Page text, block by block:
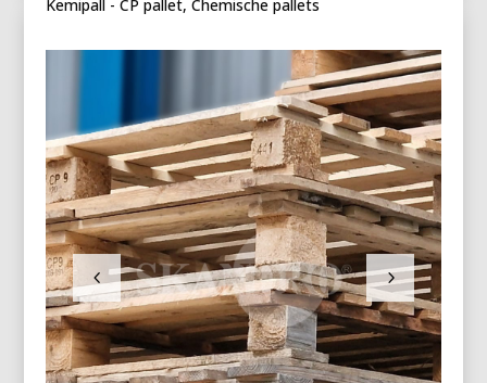
Kemipall - CP pallet, Chemische pallets